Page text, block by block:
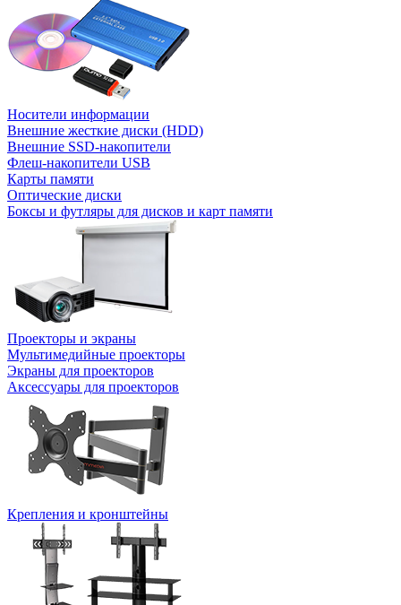
Носители информации
Внешние жесткие диски (HDD)
Внешние SSD-накопители
Флеш-накопители USB
Карты памяти
Оптические диски
Боксы и футляры для дисков и карт памяти
Проекторы и экраны
Мультимедийные проекторы
Экраны для проекторов
Аксессуары для проекторов
Крепления и кронштейны